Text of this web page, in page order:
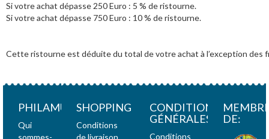
Si votre achat dépasse 250 Euro : 5 % de ristourne.
Si votre achat dépasse 750 Euro : 10 % de ristourne.
Cette ristourne est déduite du total de votre achat à l’exception des
PHILAMUNDI
Qui
sommes-
SHOPPING
Conditions
de livraison
CONDITIONS
GÉNÉRALES
Conditions
DE: